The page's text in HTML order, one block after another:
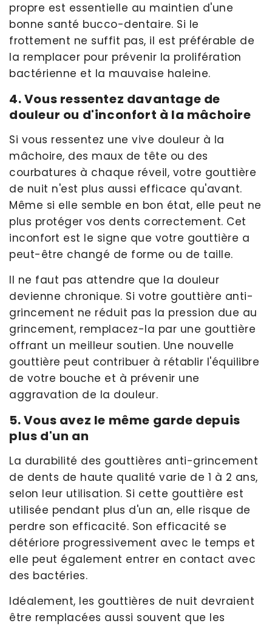
propre est essentielle au maintien d'une
bonne santé bucco-dentaire. Si le
frottement ne suffit pas, il est préférable de
la remplacer pour prévenir la prolifération
bactérienne et la mauvaise haleine.
4. Vous ressentez davantage de
douleur ou d'inconfort à la mâchoire
Si vous ressentez une vive douleur à la
mâchoire, des maux de tête ou des
courbatures à chaque réveil, votre gouttière
de nuit n'est plus aussi efficace qu'avant.
Même si elle semble en bon état, elle peut ne
plus protéger vos dents correctement. Cet
inconfort est le signe que votre gouttière a
peut-être changé de forme ou de taille.
Il ne faut pas attendre que la douleur
devienne chronique. Si votre gouttière anti-
grincement ne réduit pas la pression due au
grincement, remplacez-la par une gouttière
offrant un meilleur soutien. Une nouvelle
gouttière peut contribuer à rétablir l'équilibre
de votre bouche et à prévenir une
aggravation de la douleur.
5. Vous avez le même garde depuis
plus d'un an
La durabilité des gouttières anti-grincement
de dents de haute qualité varie de 1 à 2 ans,
selon leur utilisation. Si cette gouttière est
utilisée pendant plus d'un an, elle risque de
perdre son efficacité. Son efficacité se
détériore progressivement avec le temps et
elle peut également entrer en contact avec
des bactéries.
Idéalement, les gouttières de nuit devraient
être remplacées aussi souvent que les